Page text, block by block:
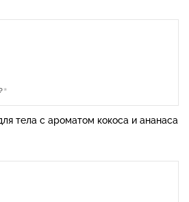
*
тела с ароматом кокоса и ананаса